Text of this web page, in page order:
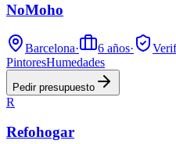
NoMoho
Barcelona· 6 años·
PintoresHumedades
Pedir presupuesto
R
Refohogar